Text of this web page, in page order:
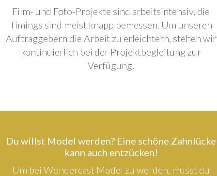
Film- und Foto-Projekte sind arbeitsintensiv, die
Timings sind meist knapp bemessen. Um unseren
Auftraggebern die Arbeit zu erleichtern, stehen wir
kontinuierlich bei der Projektbegleitung zur
Verfügung.
Du willst Model werden? Eine schöne Zahnlücke
kann auch entzücken!
Um bei Wondercast Model zu werden, musst du